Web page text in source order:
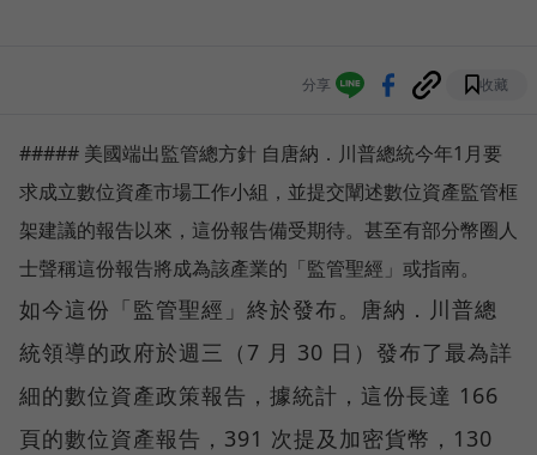
分享 收藏
##### 美國端出監管總方針 自唐納．川普總統今年1月要
求成立數位資產市場工作小組，並提交闡述數位資產監管框
架建議的報告以來，這份報告備受期待。甚至有部分幣圈人
士聲稱這份報告將成為該產業的「監管聖經」或指南。
如今這份「監管聖經」終於發布。唐納．川普總
統領導的政府於週三（7 月 30 日）發布了最為詳
細的數位資產政策報告，據統計，這份長達 166
頁的數位資產報告，391 次提及加密貨幣，130